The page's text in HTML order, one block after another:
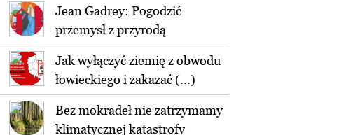
Jean Gadrey: Pogodzić
przemysł z przyrodą
Jak wyłączyć ziemię z obwodu
łowieckiego i zakazać (...)
Bez mokradeł nie zatrzymamy
klimatycznej katastrofy